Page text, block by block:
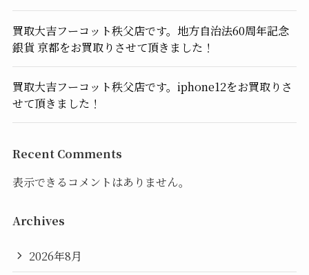
買取大吉フーコット秩父店です。地方自治法60周年記念
銀貨 京都をお買取りさせて頂きました！
買取大吉フーコット秩父店です。iphone12をお買取りさ
せて頂きました！
Recent Comments
表示できるコメントはありません。
Archives
2026年8月